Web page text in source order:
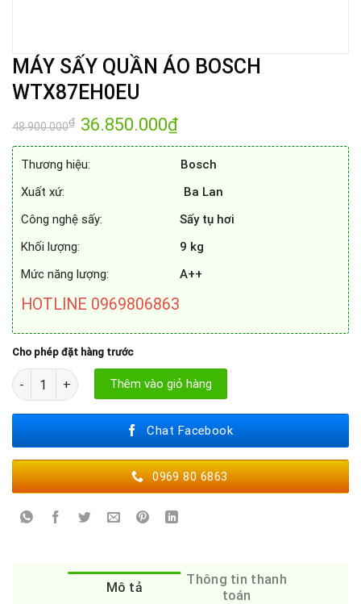
MÁY SẤY QUẦN ÁO BOSCH
WTX87EH0EU
48.900.000₫ Giá
gốc
là:
36.850.000₫Giá
tại
36.850.000₫.
Thương hiệu: Bosch
Xuất xứ: Ba Lan
Công nghệ sấy: Sấy tụ hơi
Khối lượng: 9 kg
Mức năng lượng: A++
HOTLINE 0969806863
Cho phép đặt hàng trước
MÁY SẤY QUẦN ÁO BOSCH WTX87EH0EU số lượng
Thêm vào giỏ hàng
Chat Facebook
0969 80 6863
Mô tả
Thông tin thanh
toán